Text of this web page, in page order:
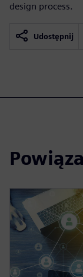
design process.
Udostępnij